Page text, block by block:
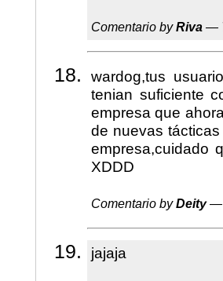
Comentario byRiva —
wardog,tus
tenian suficiente
empresa que
de nuevas
empresa,cuidado
XDDD
Comentario byDeity—
jajaja